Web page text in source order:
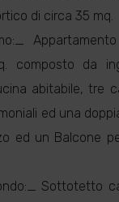
di circa 35 mq.
composto da
abitabile, tre
ed una
ed un Balcone
Sottotetto